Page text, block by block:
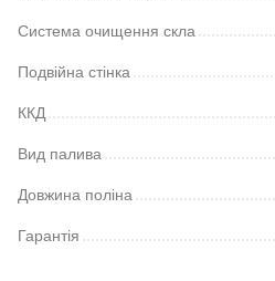
Система очищення скла
Подвійна стінка
ККД
Вид палива
Довжина поліна
Гарантія